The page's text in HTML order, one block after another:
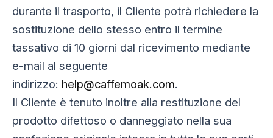
durante il trasporto, il Cliente potrà richiedere la
sostituzione dello stesso entro il termine
tassativo di 10 giorni dal ricevimento mediante
e-mail al seguente
indirizzo: help@caffemoak.com.
Il Cliente è tenuto inoltre alla restituzione del
prodotto difettoso o danneggiato nella sua